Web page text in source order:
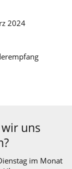
2024
uns
im Monat